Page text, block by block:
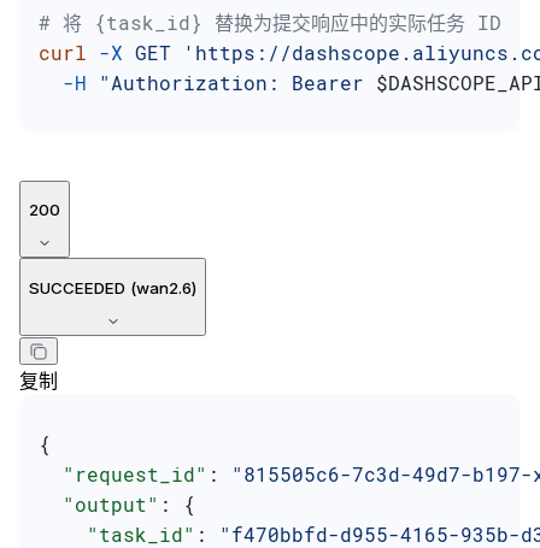
# 将 {task_id} 替换为提交响应中的实际任务 ID
curl -X GET 'https://
  -H
"Authorization: Bearer
200
SUCCEEDED (wan2.6)
复制
{
  "request_id"
: "815505c6-7c3d-49d7-
  "output"
: {
    "task_id"
: "f470bbfd-d955-4165-935b-